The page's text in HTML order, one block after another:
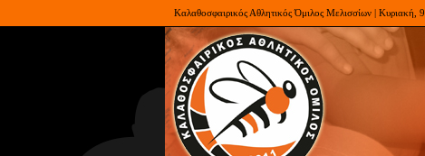
Καλαθοσφαιρικός Αθλητικός Όμιλος Μελισσίων | Κυριακή,